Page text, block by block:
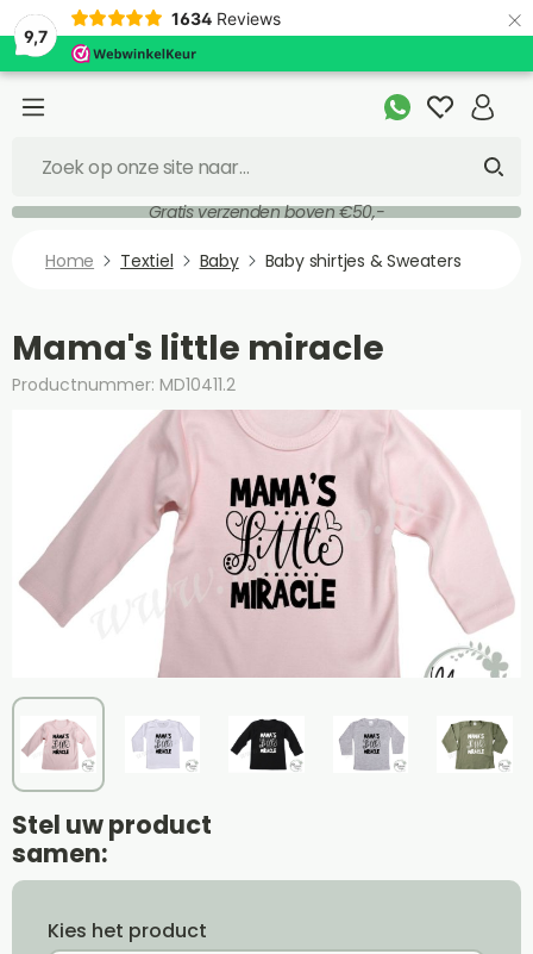
9,7
1634 Reviews ×
Gratis verzenden boven €50,-
Home Textiel Baby Baby shirtjes & Sweaters
Mama's little miracle
Productnummer: MD10411.2
Stel uw product
samen:
Kies het product